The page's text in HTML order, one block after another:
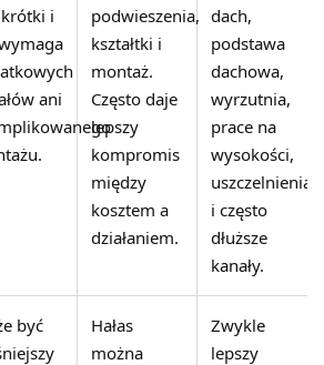
i
ani
podwieszenia,
kształtki i
montaż.
Często daje
lepszy
kompromis
między
kosztem a
działaniem.
dach,
podstawa
dachowa,
wyrzutnia,
prace na
wysokości,
uszczelnienia
i często
dłuższe
kanały.
być
Hałas
można
Zwykle
lepszy